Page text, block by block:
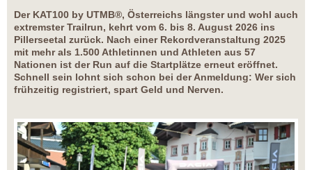
Der KAT100 by UTMB®, Österreichs längster und wohl auch
extremster Trailrun, kehrt vom 6. bis 8. August 2026 ins
Pillerseetal zurück. Nach einer Rekordveranstaltung 2025
mit mehr als 1.500 Athletinnen und Athleten aus 57
Nationen ist der Run auf die Startplätze erneut eröffnet.
Schnell sein lohnt sich schon bei der Anmeldung: Wer sich
frühzeitig registriert, spart Geld und Nerven.